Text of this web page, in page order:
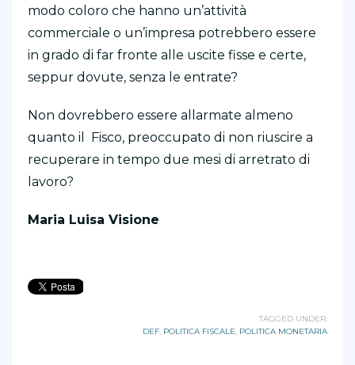
modo coloro che hanno un’attività
commerciale o un’impresa potrebbero essere
in grado di far fronte alle uscite fisse e certe,
seppur dovute, senza le entrate?
Non dovrebbero essere allarmate almeno
quanto il
Fisco, preoccupato di non riuscire a
recuperare in tempo due mesi di arretrato di
lavoro?
Maria Luisa Visione
TAGGED UNDER:
DEF POLITICA FISCALE POLITICA MONETARIA